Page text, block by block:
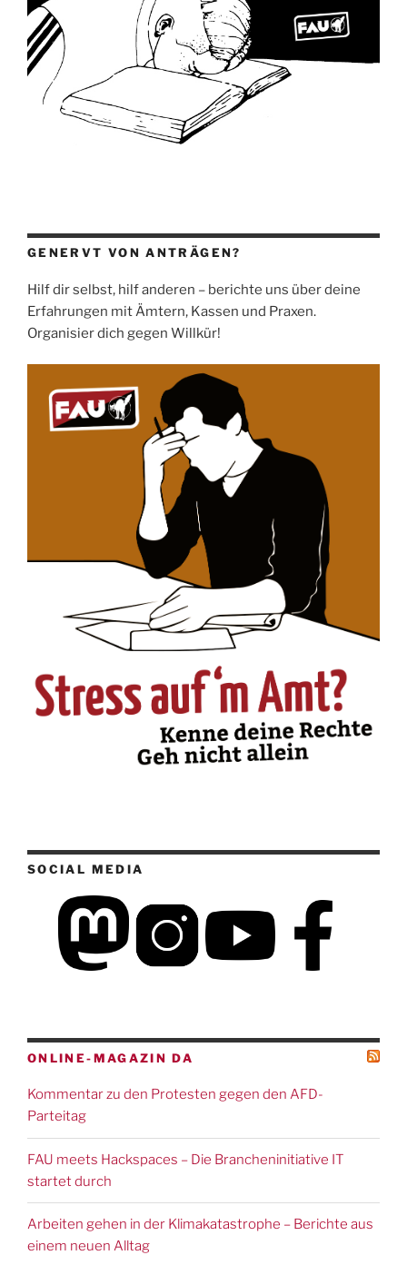
GENERVT VON ANTRÄGEN?
Hilf dir selbst, hilf anderen – berichte uns über deine
Erfahrungen mit Ämtern, Kassen und Praxen.
Organisier dich gegen Willkür!
SOCIAL MEDIA
ONLINE-MAGAZIN DA
Kommentar zu den Protesten gegen den AFD-
Parteitag
FAU meets Hackspaces – Die Brancheninitiative IT
startet durch
Arbeiten gehen in der Klimakatastrophe – Berichte aus
einem neuen Alltag